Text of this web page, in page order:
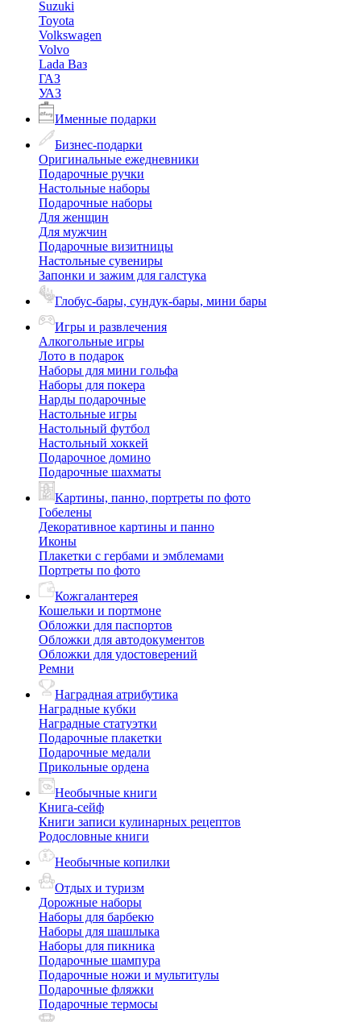
Suzuki
Toyota
Volkswagen
Volvo
Lada Ваз
ГАЗ
УАЗ
Именные подарки
Бизнес-подарки
Оригинальные ежедневники
Подарочные ручки
Настольные наборы
Подарочные наборы
Для женщин
Для мужчин
Подарочные визитницы
Настольные сувениры
Запонки и зажим для галстука
Глобус-бары, сундук-бары, мини бары
Игры и развлечения
Алкогольные игры
Лото в подарок
Наборы для мини гольфа
Наборы для покера
Нарды подарочные
Настольные игры
Настольный футбол
Настольный хоккей
Подарочное домино
Подарочные шахматы
Картины, панно, портреты по фото
Гобелены
Декоративное картины и панно
Иконы
Плакетки с гербами и эмблемами
Портреты по фото
Кожгалантерея
Кошельки и портмоне
Обложки для паспортов
Обложки для автодокументов
Обложки для удостоверений
Ремни
Наградная атрибутика
Наградные кубки
Наградные статуэтки
Подарочные плакетки
Подарочные медали
Прикольные ордена
Необычные книги
Книга-сейф
Книги записи кулинарных рецептов
Родословные книги
Необычные копилки
Отдых и туризм
Дорожные наборы
Наборы для барбекю
Наборы для шашлыка
Наборы для пикника
Подарочные шампура
Подарочные ножи и мультитулы
Подарочные фляжки
Подарочные термосы